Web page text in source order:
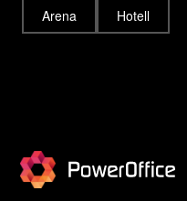
Arena
Hotell